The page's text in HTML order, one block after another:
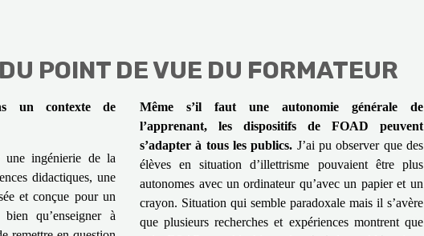
POINT DE VUE DU FORMATEUR
un contexte de
une ingénierie de la
didactiques, une
et conçue pour un
qu’enseigner à
Même s’il faut une autonomie générale de
l’apprenant, les dispositifs de FOAD peuvent
s’adapter à tous les publics. J’ai pu observer que des
élèves en situation d’illettrisme pouvaient être plus
autonomes avec un ordinateur qu’avec un papier et un
crayon. Situation qui semble paradoxale mais il s’avère
que plusieurs recherches et expériences montrent que